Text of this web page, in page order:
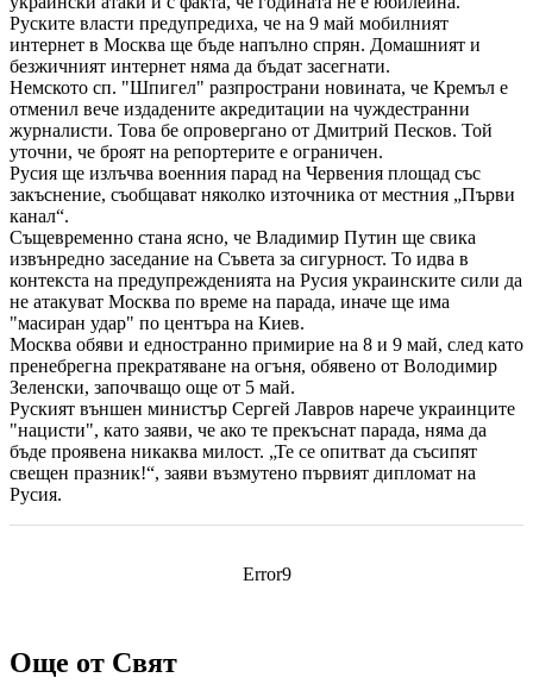
Руските власти предупредиха, че на 9 май мобилният
интернет в Москва ще бъде напълно спрян. Домашният и
безжичният интернет няма да бъдат засегнати.
Немското сп. "Шпигел" разпространи новината, че Кремъл е
отменил вече издадените акредитации на чуждестранни
журналисти. Това бе опровергано от Дмитрий Песков. Той
уточни, че броят на репортерите е ограничен.
Русия ще излъчва военния парад на Червения площад със
закъснение, съобщават няколко източника от местния „Първи
канал“.
Същевременно стана ясно, че Владимир Путин ще свика
извънредно заседание на Съвета за сигурност. То идва в
контекста на предупрежденията на Русия украинските сили да
не атакуват Москва по време на парада, иначе ще има
"масиран удар" по центъра на Киев.
Москва обяви и едностранно примирие на 8 и 9 май, след като
пренебрегна прекратяване на огъня, обявено от Володимир
Зеленски, започващо още от 5 май.
Руският външен министър Сергей Лавров нарече украинците
"нацисти", като заяви, че ако те прекъснат парада, няма да
бъде проявена никаква милост. „Те се опитват да съсипят
свещен празник!“, заяви възмутено първият дипломат на
Русия.
Error9
Още от Свят